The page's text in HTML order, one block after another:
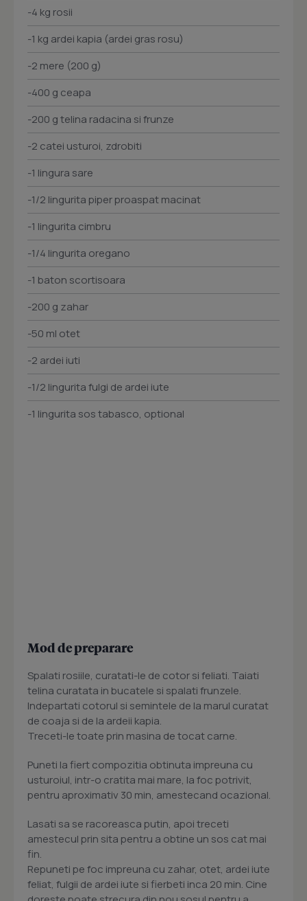
-4 kg rosii
-1 kg ardei kapia (ardei gras rosu)
-2 mere (200 g)
-400 g ceapa
-200 g telina radacina si frunze
-2 catei usturoi, zdrobiti
-1 lingura sare
-1/2 lingurita piper proaspat macinat
-1 lingurita cimbru
-1/4 lingurita oregano
-1 baton scortisoara
-200 g zahar
-50 ml otet
-2 ardei iuti
-1/2 lingurita fulgi de ardei iute
-1 lingurita sos tabasco, optional
Mod de preparare
Spalati rosiile, curatati-le de cotor si feliati. Taiati
telina curatata in bucatele si spalati frunzele.
Indepartati cotorul si semintele de la marul curatat
de coaja si de la ardeii kapia.
Treceti-le toate prin masina de tocat carne.
Puneti la fiert compozitia obtinuta impreuna cu
usturoiul, intr-o cratita mai mare, la foc potrivit,
pentru aproximativ 30 min, amestecand ocazional.
Lasati sa se racoreasca putin, apoi treceti
amestecul prin sita pentru a obtine un sos cat mai
fin.
Repuneti pe foc impreuna cu zahar, otet, ardei iute
feliat, fulgii de ardei iute si fierbeti inca 20 min. Cine